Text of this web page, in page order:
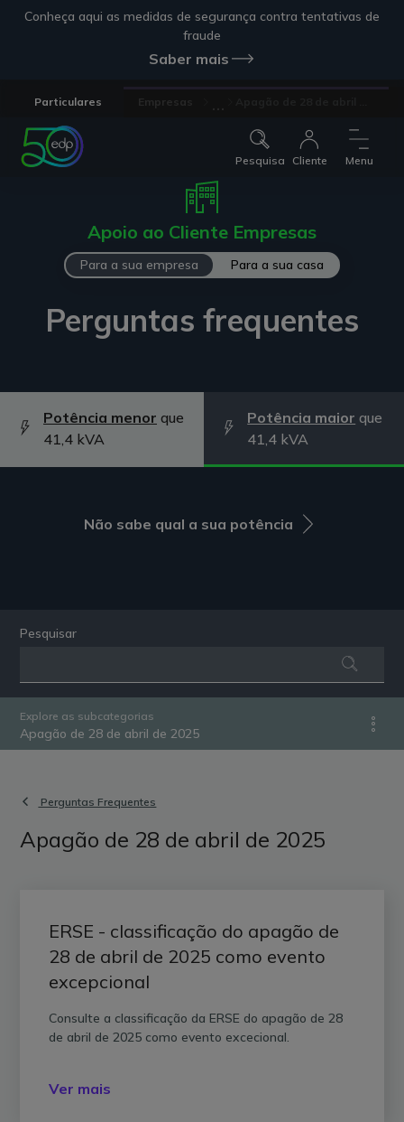
Conheça aqui as medidas de segurança contra tentativas de
fraude
Saber mais
Particulares
Pesquisa Cliente Menu
Apoio ao Cliente Empresas
Para a sua empresa Para a sua casa
Perguntas frequentes
Potência menor que
41,4 kVA
Potência maior que
41,4 kVA
Não sabe qual a sua potência
Pesquisar
Explore as subcategorias
Apagão de 28 de abril de 2025
Perguntas Frequentes
Apagão de 28 de abril de 2025
ERSE - classificação do apagão de
28 de abril de 2025 como evento
excepcional
Consulte a classificação da ERSE do apagão de 28
de abril de 2025 como evento excecional.
Ver mais